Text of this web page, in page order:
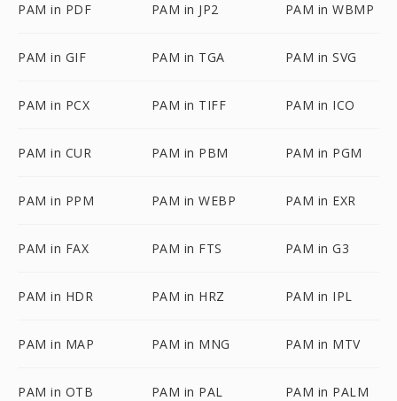
PAM in PDF PAM in JP2 PAM in WBMP
PAM in GIF PAM in TGA PAM in SVG
PAM in PCX PAM in TIFF PAM in ICO
PAM in CUR PAM in PBM PAM in PGM
PAM in PPM PAM in WEBP PAM in EXR
PAM in FAX PAM in FTS PAM in G3
PAM in HDR PAM in HRZ PAM in IPL
PAM in MAP PAM in MNG PAM in MTV
PAM in OTB PAM in PAL PAM in PALM